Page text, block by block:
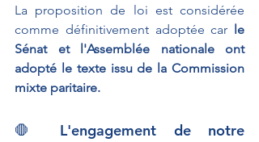
La proposition de loi est considérée
comme définitivement adoptée car le
Sénat et l'Assemblée nationale ont
adopté le texte issu de la Commission
mixte paritaire.
🛑 L'engagement de notre